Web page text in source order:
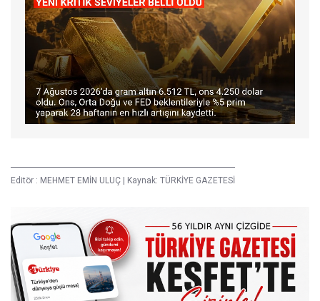
Editör : MEHMET EMİN ULUÇ | Kaynak: TÜRKİYE GAZETESİ